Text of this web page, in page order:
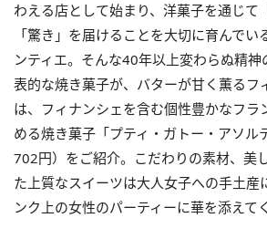
わえる店として始まり、洋菓子を通じて
「驚き」を届けることを大切に育んでい
ンティエ。そんな40年以上変わらぬ精
表的な焼き菓子が、バターが甘く薫るフ
は、フィナンシェを含む個性豊かなフラ
める焼き菓子「プティ・ガトー・アソル
702円）をご紹介。こだわりの素材、美
た上質なスイーツは大人女子への手土産
ンク上の女性のパーティーに華を添えて